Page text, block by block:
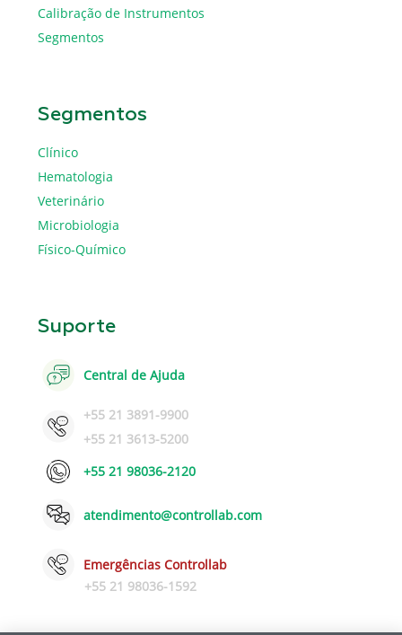
Calibração de Instrumentos
Segmentos
Segmentos
Clínico
Hematologia
Veterinário
Microbiologia
Físico-Químico
Suporte
Central de Ajuda
+55 21 3891-9900
+55 21 3613-5200
+55 21 98036-2120
atendimento@controllab.com
Emergências Controllab
+55 21 98036-1592